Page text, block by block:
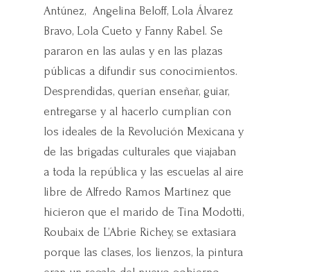
Antúnez, Angelina Beloff, Lola Álvarez
Bravo, Lola Cueto y Fanny Rabel. Se
pararon en las aulas y en las plazas
públicas a difundir sus conocimientos.
Desprendidas, querían enseñar, guiar,
entregarse y al hacerlo cumplían con
los ideales de la Revolución Mexicana y
de las brigadas culturales que viajaban
a toda la república y las escuelas al aire
libre de Alfredo Ramos Martínez que
hicieron que el marido de Tina Modotti,
Roubaix de L’Abrie Richey, se extasiara
porque las clases, los lienzos, la pintura